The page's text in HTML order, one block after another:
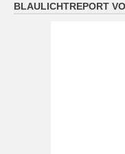
BLAULICHTREPORT